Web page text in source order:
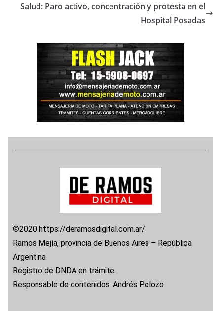
Salud: Paro activo, concentración y protesta en el
Hospital Posadas
©2020 https://deramosdigital.com.ar/
Ramos Mejía, provincia de Buenos Aires – República
Argentina
Registro de DNDA en trámite.
Responsable de contenidos: Andrés Pelozo